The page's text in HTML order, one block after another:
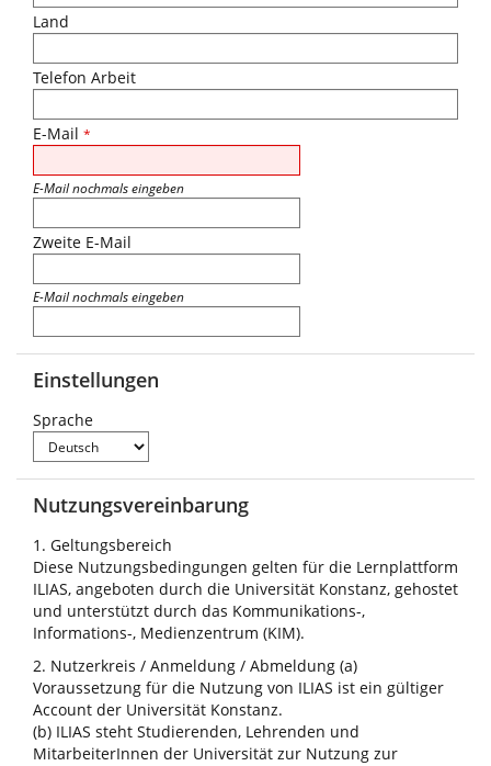
Land
Telefon Arbeit
E-Mail *
E-Mail nochmals eingeben
Zweite E-Mail
E-Mail nochmals eingeben
Einstellungen
Sprache
Nutzungsvereinbarung
1. Geltungsbereich
Diese Nutzungsbedingungen gelten für die Lernplattform
ILIAS, angeboten durch die Universität Konstanz, gehostet
und unterstützt durch das Kommunikations-,
Informations-, Medienzentrum (KIM).
2. Nutzerkreis / Anmeldung / Abmeldung (a)
Voraussetzung für die Nutzung von ILIAS ist ein gültiger
Account der Universität Konstanz.
(b) ILIAS steht Studierenden, Lehrenden und
MitarbeiterInnen der Universität zur Nutzung zur